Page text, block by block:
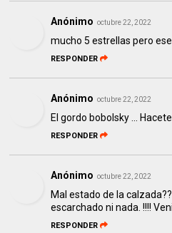
Anónimo octubre 22, 2022
mucho 5 estrellas pero
RESPONDER
Anónimo octubre 22, 2022
El gordo bobolsky ...
RESPONDER
Anónimo octubre 22, 2022
Mal estado de la
escarchado ni nada. !!!!
RESPONDER